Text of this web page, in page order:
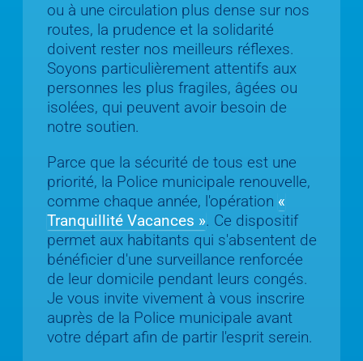
ou à une circulation plus dense sur nos
routes, la prudence et la solidarité
doivent rester nos meilleurs réflexes.
Soyons particulièrement attentifs aux
personnes les plus fragiles, âgées ou
isolées, qui peuvent avoir besoin de
notre soutien.
Parce que la sécurité de tous est une
priorité, la Police municipale renouvelle,
comme chaque année, l'opération «
Tranquillité Vacances ». Ce dispositif
permet aux habitants qui s'absentent de
bénéficier d'une surveillance renforcée
de leur domicile pendant leurs congés.
Je vous invite vivement à vous inscrire
auprès de la Police municipale avant
votre départ afin de partir l'esprit serein.